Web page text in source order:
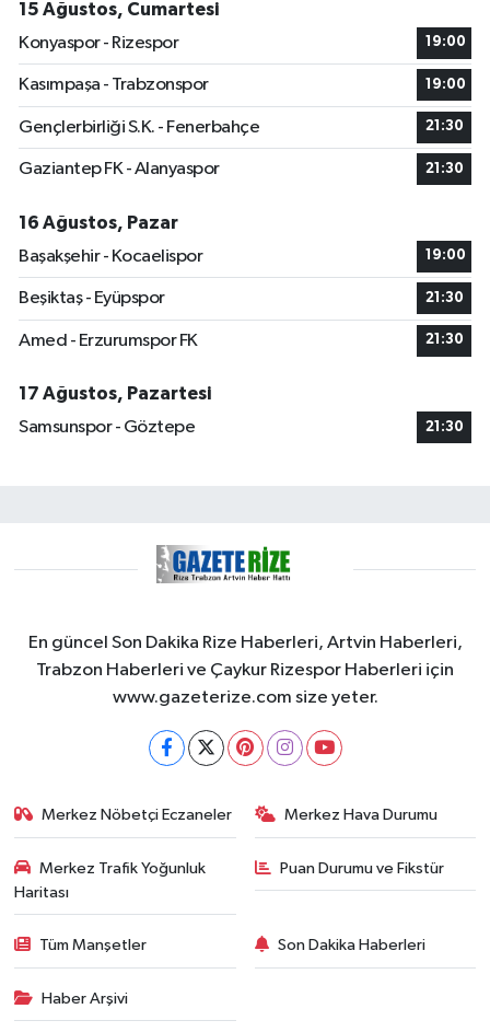
15 Ağustos, Cumartesi
Konyaspor - Rizespor
19:00
Kasımpaşa - Trabzonspor 19:00
Gençlerbirliği S.K. - Fenerbahçe 21:30
Gaziantep FK - Alanyaspor 21:30
16 Ağustos, Pazar
Başakşehir - Kocaelispor
19:00
Beşiktaş - Eyüpspor 21:30
Amed - Erzurumspor FK 21:30
17 Ağustos, Pazartesi
Samsunspor - Göztepe
21:30
En güncel Son Dakika Rize Haberleri, Artvin Haberleri,
Trabzon Haberleri ve Çaykur Rizespor Haberleri için
www.gazeterize.com size yeter.
Merkez Nöbetçi Eczaneler Merkez Hava Durumu
Merkez Trafik Yoğunluk
Haritası
Puan Durumu ve Fikstür
Tüm Manşetler Son Dakika Haberleri
Haber Arşivi